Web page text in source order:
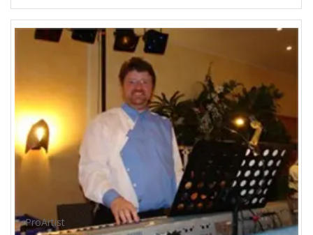
ProArtist